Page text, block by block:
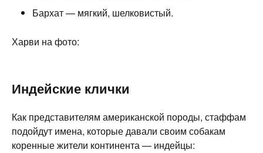
Бархат — мягкий, шелковистый.
Харви на фото:
Индейские клички
Как представителям американской породы, стаффам
подойдут имена, которые давали своим собакам
коренные жители континента — индейцы: